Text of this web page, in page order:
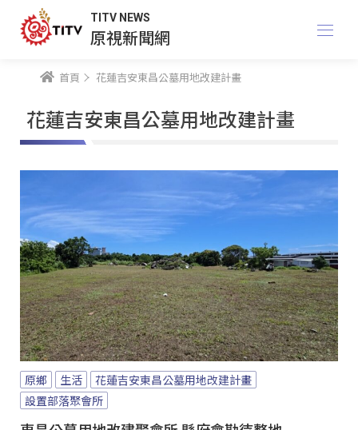
TITV NEWS
原視新聞網
首頁 花蓮吉安東昌公墓用地改建計畫
花蓮吉安東昌公墓用地改建計畫
原鄉 生活
花蓮吉安東昌公墓用地改建計畫
設置部落聚會所